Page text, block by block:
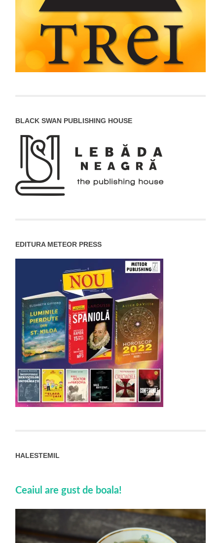
BLACK SWAN PUBLISHING HOUSE
EDITURA METEOR PRESS
HALESTEMIL
Ceaiul are gust de boala!